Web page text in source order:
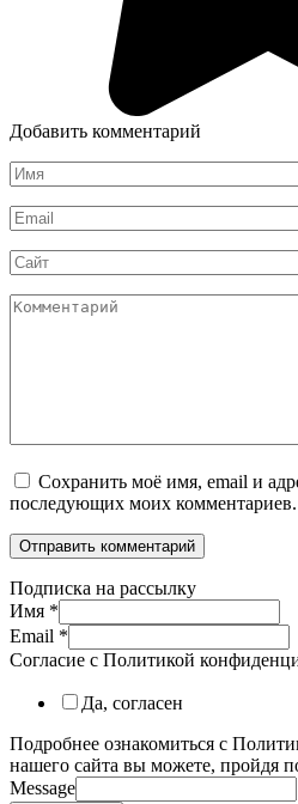
Добавить комментарий
Имя
*
Email
*
Сайт
Комментарий
Сохранить моё имя, email и
последующих моих комментариев.
Подписка на рассылку
Имя *
Email *
Согласие с Политикой
Да, согласен
Подробнее ознакомиться с
нашего сайта вы можете, пройдя
Message